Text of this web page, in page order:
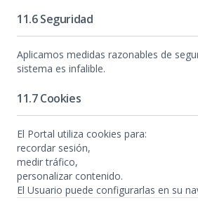
11.6 Seguridad
Aplicamos medidas razonables de
sistema es infalible.
11.7 Cookies
El Portal utiliza cookies para:
recordar sesión,
medir tráfico,
personalizar contenido.
El Usuario puede configurarlas en su